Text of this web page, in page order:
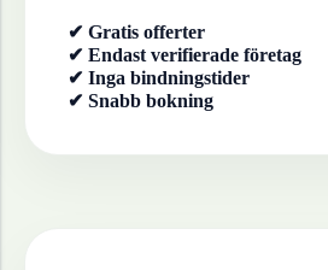
✔ Gratis offerter
✔ Endast verifierade företag
✔ Inga bindningstider
✔ Snabb bokning